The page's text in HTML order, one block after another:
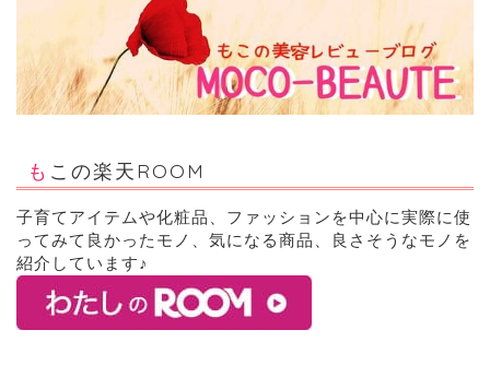
もこの楽天ROOM
子育てアイテムや化粧品、ファッションを中心に実際に使
ってみて良かったモノ、気になる商品、良さそうなモノを
紹介しています♪